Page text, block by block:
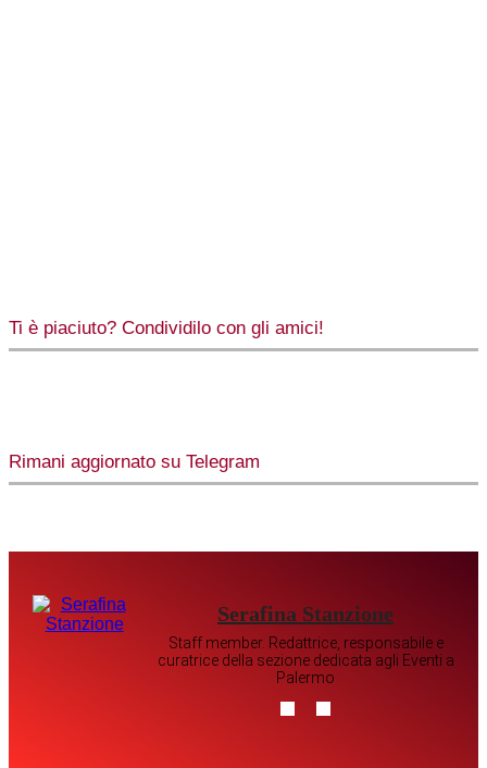
Ti è piaciuto? Condividilo con gli amici!
Rimani aggiornato su Telegram
Serafina Stanzione
Staff member. Redattrice, responsabile e
curatrice della sezione dedicata agli Eventi a
Palermo